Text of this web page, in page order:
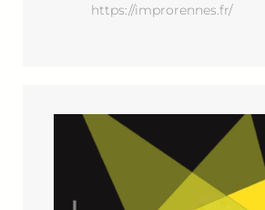
https://improrennes.fr/